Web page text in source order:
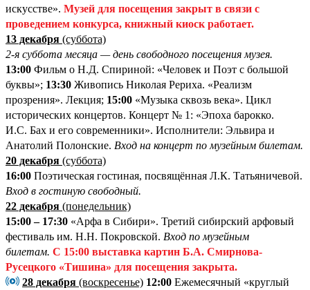
искусстве». Музей для посещения закрыт в связи с
проведением конкурса, книжный киоск работает.
13 декабря (суббота)
2-я суббота месяца — день свободного посещения музея.
13:00 Фильм о Н.Д. Спириной: «Человек и Поэт с большой
буквы»; 13:30 Живопись Николая Рериха. «Реализм
прозрения». Лекция; 15:00 «Музыка сквозь века». Цикл
исторических концертов. Концерт № 1: «Эпоха барокко.
И.С. Бах и его современники». Исполнители: Эльвира и
Анатолий Полонские. Вход на концерт по музейным билетам.
20 декабря (суббота)
16:00 Поэтическая гостиная, посвящённая Л.К. Татьяничевой.
Вход в гостиную свободный.
22 декабря (понедельник)
15:00 – 17:30 «Арфа в Сибири». Третий сибирский арфовый
фестиваль им. Н.Н. Покровской. Вход по музейным
билетам. С 15:00 выставка картин Б.А. Смирнова-
Русецкого «Тишина» для посещения закрыта.
28 декабря (воскресенье) 12:00 Ежемесячный «круглый